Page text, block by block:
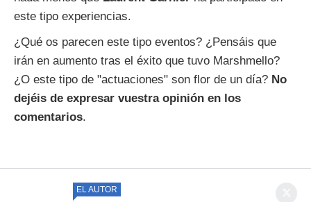
este tipo experiencias.
¿Qué os parecen este tipo eventos? ¿Pensáis que
irán en aumento tras el éxito que tuvo Marshmello?
¿O este tipo de "actuaciones" son flor de un día? No
dejéis de expresar vuestra opinión en los
comentarios.
EL AUTOR